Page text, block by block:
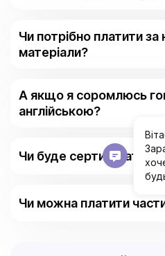
Чи потрібно платити за
матеріали?
А якщо я соромлюсь
англійською?
Чи буде сертифікат
Чи можна платити